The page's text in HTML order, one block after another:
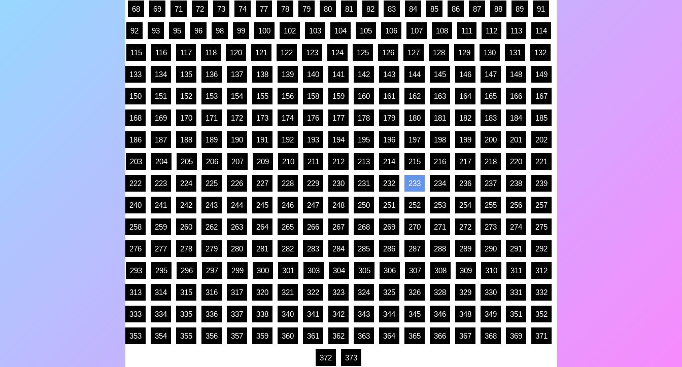
68 69 71 72 73 74 77 78 79 80 81 82 83 84 85 86 87 88 89 91
92 93 95 96 98 99 100 102 103 104 105 106 107 108 111 112 113 114
115 116 117 118 120 121 122 123 124 125 126 127 128 129 130 131 132
133 134 135 136 137 138 139 140 141 142 143 144 145 146 147 148 149
150 151 152 153 154 155 156 158 159 160 161 162 163 164 165 166 167
168 169 170 171 172 173 174 176 177 178 179 180 181 182 183 184 185
186 187 188 189 190 191 192 193 194 195 196 197 198 199 200 201 202
203 204 205 206 207 209 210 211 212 213 214 215 216 217 218 220 221
222 223 224 225 226 227 228 229 230 231 232 233 234 236 237 238 239
240 241 242 243 244 245 246 247 248 250 251 252 253 254 255 256 257
258 259 260 262 263 264 265 266 267 268 269 270 271 272 273 274 275
276 277 278 279 280 281 282 283 284 285 286 287 288 289 290 291 292
293 295 296 297 299 300 301 303 304 305 306 307 308 309 310 311 312
313 314 315 316 317 320 321 322 323 324 325 326 328 329 330 331 332
333 334 335 336 337 338 340 341 342 343 344 345 346 348 349 351 352
353 354 355 356 357 359 360 361 362 363 364 365 366 367 368 369 371
372 373